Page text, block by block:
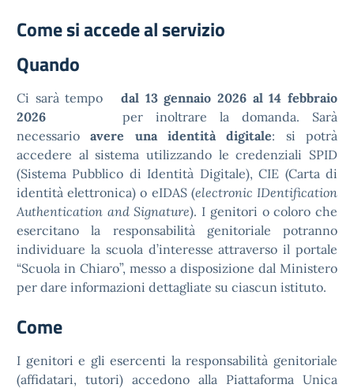
Come si accede al servizio
Quando
Ci sarà tempo
dal 13 gennaio 2026 al 14 febbraio
2026 per inoltrare la domanda. Sarà
necessarioavere una identità digitale: si potrà
accedere al sistema utilizzando le credenziali SPID
(Sistema Pubblico di Identità Digitale), CIE (Carta di
identità elettronica) o eIDAS (electronic IDentification
Authentication and Signature). I genitori o coloro che
esercitano la responsabilità genitoriale potranno
individuare la scuola d’interesse attraverso il portale
“Scuola in Chiaro”, messo a disposizione dal Ministero
per dare informazioni dettagliate su ciascun istituto.
Come
I genitori e gli esercenti la responsabilità genitoriale
(affidatari, tutori) accedono alla Piattaforma Unica